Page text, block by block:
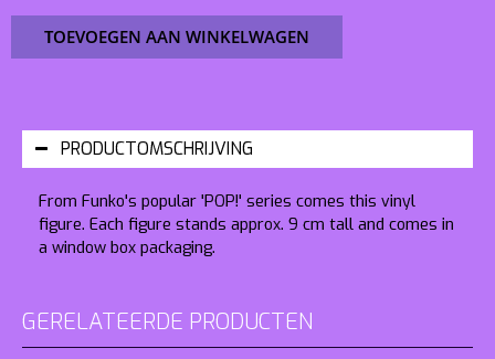
TOEVOEGEN AAN WINKELWAGEN
PRODUCTOMSCHRIJVING
From Funko's popular 'POP!' series comes this vinyl
figure. Each figure stands approx. 9 cm tall and comes in
a window box packaging.
GERELATEERDE PRODUCTEN